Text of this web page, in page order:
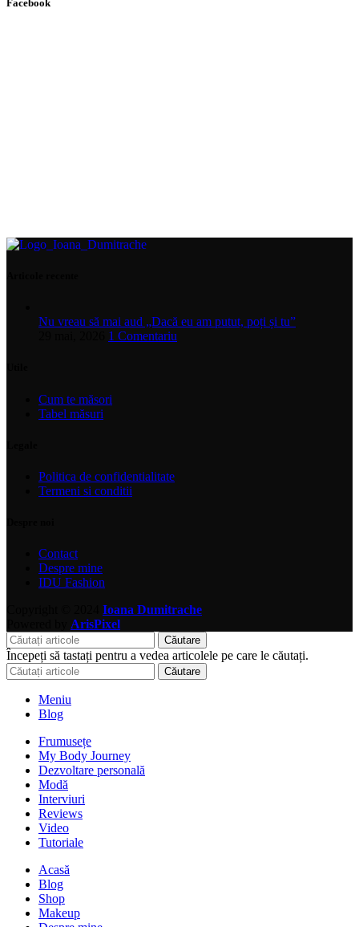
Facebook
Nu vreau să mai aud „Dacă eu am putut, poți și tu”
1 Comentariu
Cum te măsori
Tabel măsuri
Politica de confidentialitate
Termeni si conditii
Contact
Despre mine
IDU Fashion
Ioana Dumitrache
ArisPixel
Căutare
Începeți să tastați pentru a vedea articolele pe care le căutați.
Căutare
Meniu
Blog
Frumusețe
My Body Journey
Dezvoltare personală
Modă
Interviuri
Reviews
Video
Tutoriale
Acasă
Blog
Shop
Makeup